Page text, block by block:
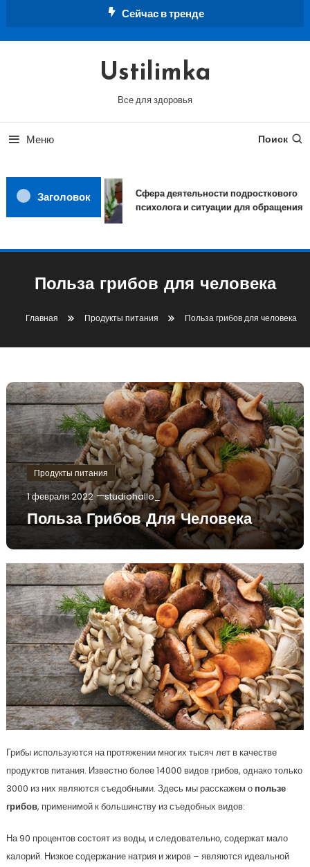
Сейчас в тренде
Ustilimka
Все для здоровья
Меню Поиск
Заголовок
Сфера деятельности подросткового
психолога и ситуации для обращения
Польза грибов для человека
Главная Продукты питания Польза грибов для человека
Продукты питания
1 февраля 2022 studiohallo_
Польза Грибов Для Человека
Грибы используются на протяжении многих тысяч лет в качестве
продуктов питания. Известно более 14000 видов грибов, однако только
3000 из них являются съедобными. Здесь мы расскажем о пользе
грибов, применимой к большинству из съедобных видов:
На 90 процентов состоят из воды, и следовательно, содержат мало
калорий. Низкое содержание натрия и жиров – являются идеальной